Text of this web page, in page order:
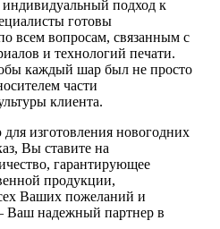
подход к
готовы
всем вопросам, связанным с
и технологий печати.
каждый шар был не просто
части
клиента.
изготовления новогодних
Вы ставите на
гарантирующее
продукции,
Ваших пожеланий и
Ваш надежный партнер в